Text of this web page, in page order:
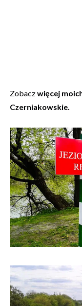
Zobaczwięcej
Czerniakowskie.